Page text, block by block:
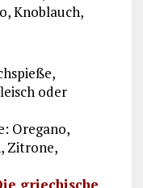
Knoblauch,
oder
Oregano,
Zitrone,